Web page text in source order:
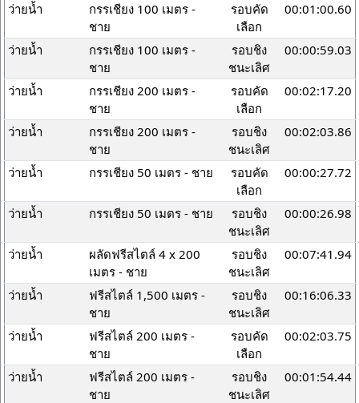
ว่ายน้ำ
กรรเชียง 100 เมตร -
ชาย
รอบคัด
เลือก
00:01:00.60
ว่ายน้ำ
กรรเชียง 100 เมตร -
ชาย
รอบชิง
ชนะเลิศ
00:00:59.03
ว่ายน้ำ
กรรเชียง 200 เมตร -
ชาย
รอบคัด
เลือก
00:02:17.20
ว่ายน้ำ
กรรเชียง 200 เมตร -
ชาย
รอบชิง
ชนะเลิศ
00:02:03.86
ว่ายน้ำ กรรเชียง 50 เมตร - ชาย
รอบคัด
เลือก
00:00:27.72
ว่ายน้ำ กรรเชียง 50 เมตร - ชาย
รอบชิง
ชนะเลิศ
00:00:26.98
ว่ายน้ำ
ผลัดฟรีสไตล์ 4 x 200
เมตร - ชาย
รอบชิง
ชนะเลิศ
00:07:41.94
ว่ายน้ำ
ฟรีสไตล์ 1,500 เมตร -
ชาย
รอบชิง
ชนะเลิศ
00:16:06.33
ว่ายน้ำ
ฟรีสไตล์ 200 เมตร -
ชาย
รอบคัด
เลือก
00:02:03.75
ว่ายน้ำ
ฟรีสไตล์ 200 เมตร -
ชาย
รอบชิง
ชนะเลิศ
00:01:54.44